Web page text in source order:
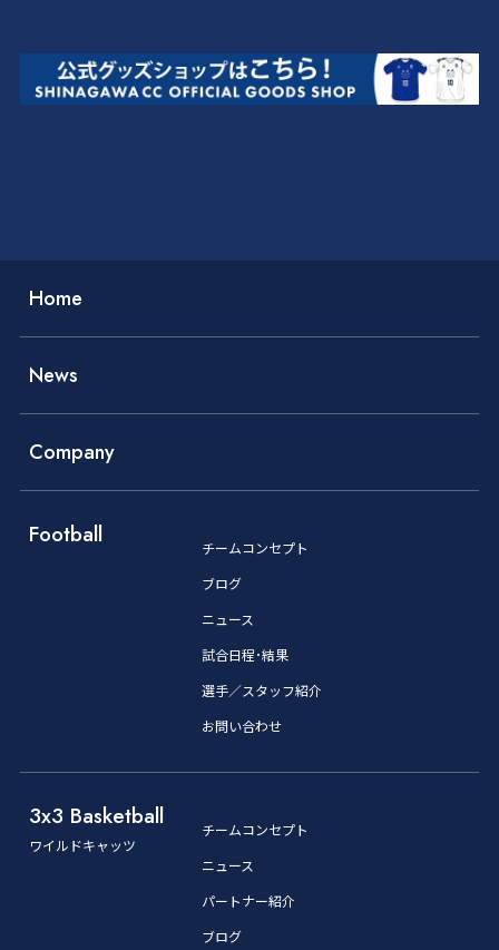
Home
News
Company
Football
チームコンセプト
ブログ
ニュース
試合日程･結果
選手／スタッフ紹介
お問い合わせ
3x3 Basketball
ワイルドキャッツ
チームコンセプト
ニュース
パートナー紹介
ブログ